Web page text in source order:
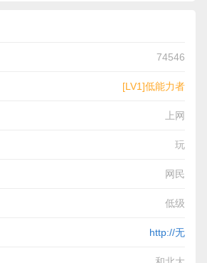
74546
[LV1]低能力者
上网
玩
网民
低级
http://无